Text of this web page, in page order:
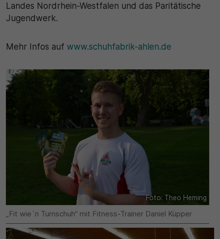
Landes Nordrhein-Westfalen und das Paritätische
Jugendwerk.
Mehr Infos auf www.schuhfabrik-ahlen.de
Foto: Theo Heming
„Fit wie´n Turnschuh“ mit Fitness-Trainer Daniel Küpper